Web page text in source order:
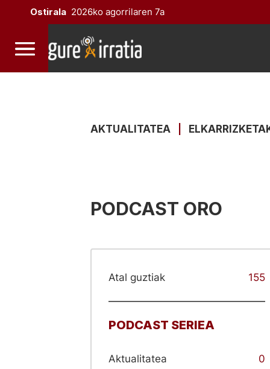
Ostirala 2026ko agorrilaren 7a
AKTUALITATEA
PODCAST ORO
Atal guztiak 155
PODCAST SERIEA
Aktualitatea 0